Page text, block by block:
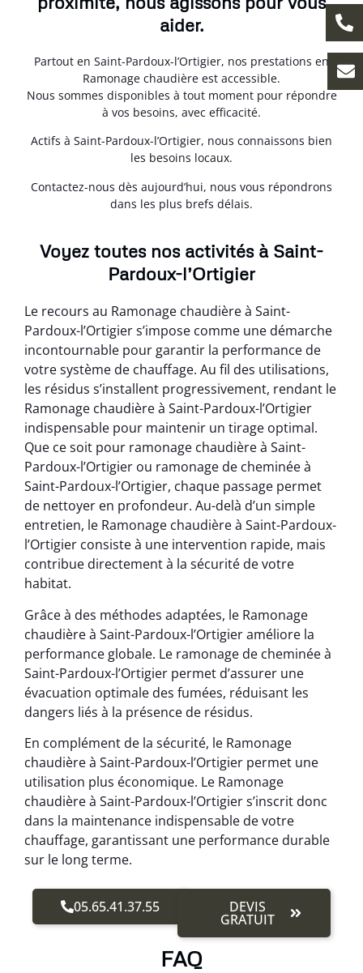
aider.
Partout en Saint-Pardoux-l’Ortigier, nos prestations en
Ramonage chaudière est accessible.
Nous sommes disponibles à tout moment pour répondre
à vos besoins, avec efficacité.
Actifs à Saint-Pardoux-l’Ortigier, nous connaissons bien
les besoins locaux.
Contactez-nous dès aujourd’hui, nous vous répondrons
dans les plus brefs délais.
Voyez toutes nos activités à Saint-
Pardoux-l’Ortigier
Le recours au Ramonage chaudière à Saint-
Pardoux-l’Ortigier s’impose comme une démarche
incontournable pour garantir la performance de
votre système de chauffage. Au fil des utilisations,
les résidus s’installent progressivement, rendant le
Ramonage chaudière à Saint-Pardoux-l’Ortigier
indispensable pour maintenir un tirage optimal.
Que ce soit pour ramonage chaudière à Saint-
Pardoux-l’Ortigier ou ramonage de cheminée à
Saint-Pardoux-l’Ortigier, chaque passage permet
de nettoyer en profondeur. Au-delà d’un simple
entretien, le Ramonage chaudière à Saint-Pardoux-
l’Ortigier consiste à une intervention rapide, mais
contribue directement à la sécurité de votre
habitat.
Grâce à des méthodes adaptées, le Ramonage
chaudière à Saint-Pardoux-l’Ortigier améliore la
performance globale. Le ramonage de cheminée à
Saint-Pardoux-l’Ortigier permet d’assurer une
évacuation optimale des fumées, réduisant les
dangers liés à la présence de résidus.
En complément de la sécurité, le Ramonage
chaudière à Saint-Pardoux-l’Ortigier permet une
utilisation plus économique. Le Ramonage
chaudière à Saint-Pardoux-l’Ortigier s’inscrit donc
dans la maintenance indispensable de votre
chauffage, garantissant une performance durable
sur le long terme.
05.65.41.37.55 DEVIS
GRATUIT
FAQ